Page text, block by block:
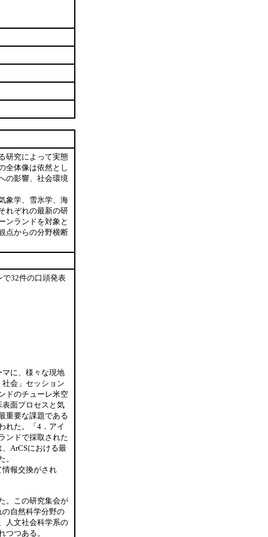
研究によって実態
全体像は依然とし
の影響、社会環境
象学、雪氷学、海
れぞれの最新の研
ンランドを対象と
点からの分野横断
32件の口頭発表
に、様々な現地
会」セッション
ドのチューレ米空
面プロセスと気
重要な課題である
れた。「4．アイ
ンドで採取された
ArCSにおける最
。
報交換がされ
。この研究集会が
自然科学分野の
人文社会科学系の
つある。